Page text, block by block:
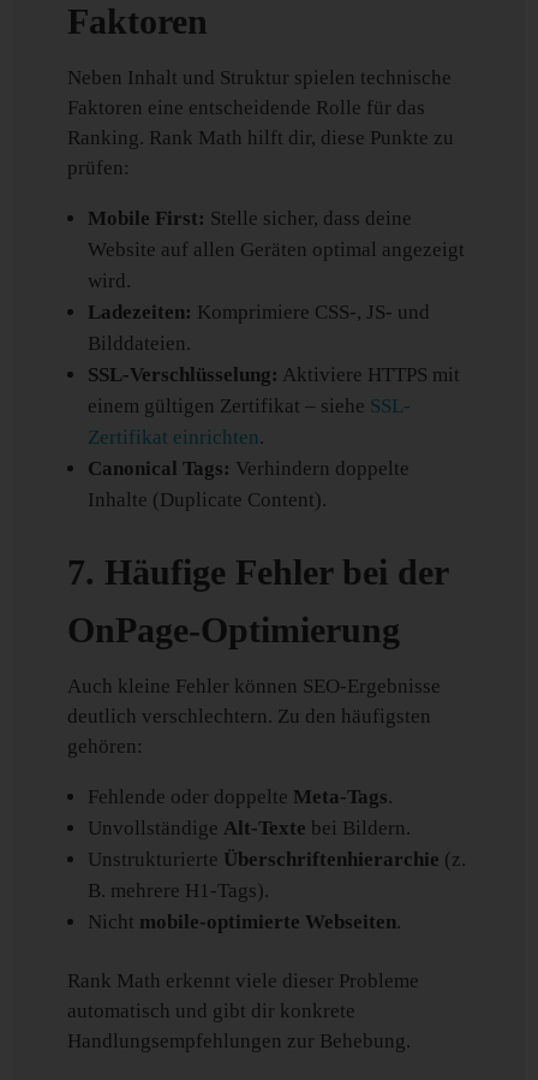
Faktoren
Neben Inhalt und Struktur spielen technische
Faktoren eine entscheidende Rolle für das
Ranking. Rank Math hilft dir, diese Punkte zu
prüfen:
Mobile First: Stelle sicher, dass deine
Website auf allen Geräten optimal angezeigt
wird.
Ladezeiten: Komprimiere CSS-, JS- und
Bilddateien.
SSL-Verschlüsselung: Aktiviere HTTPS mit
einem gültigen Zertifikat – siehe SSL-
Zertifikat einrichten.
Canonical Tags: Verhindern doppelte
Inhalte (Duplicate Content).
7. Häufige Fehler bei der
OnPage-Optimierung
Auch kleine Fehler können SEO-Ergebnisse
deutlich verschlechtern. Zu den häufigsten
gehören:
Fehlende oder doppelte Meta-Tags.
Unvollständige Alt-Texte bei Bildern.
Unstrukturierte Überschriftenhierarchie (z.
B. mehrere H1-Tags).
Nicht mobile-optimierte Webseiten.
Rank Math erkennt viele dieser Probleme
automatisch und gibt dir konkrete
Handlungsempfehlungen zur Behebung.